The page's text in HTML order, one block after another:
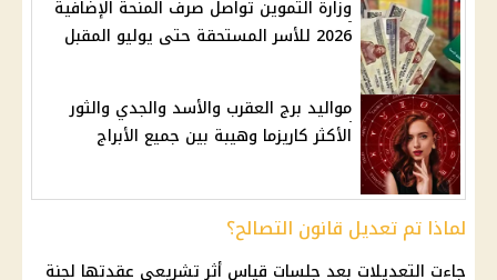
وزارة التموين تواصل صرف المنحة الإضافية
2026 للأسر المستحقة حتى يوليو المقبل
مواليد برج العقرب والأسد والجدي والثور
الأكثر كاريزما وهيبة بين جميع الأبراج
لماذا تم تعديل قانون التصالح؟
جاءت التعديلات بعد جلسات قياس أثر تشريعي عقدتها لجنة